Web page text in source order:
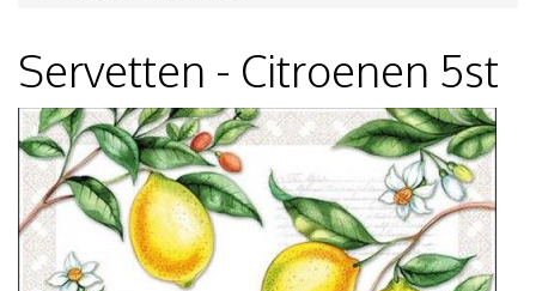
Servetten - Citroenen 5st